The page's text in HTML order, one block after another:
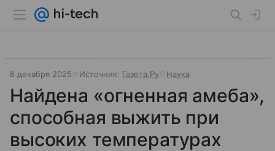
8 декабря 2025 Источник: Газета.Ру Наука
Найдена «огненная амеба»,
способная выжить при
высоких температурах